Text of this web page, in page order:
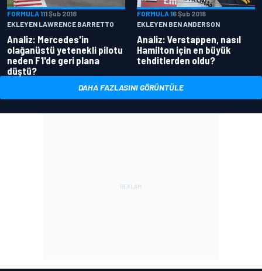
FORMULA 111 Şub 2018
EKLEYEN LAWRENCE BARRETTO
Analiz: Mercedes'in
olağanüstü yetenekli pilotu
neden F1'de geri plana
düştü?
FORMULA 16 Şub 2018
EKLEYEN BEN ANDERSON
Analiz: Verstappen, nasıl
Hamilton için en büyük
tehditlerden oldu?
DAHA FAZLASINI GÖRÜNTÜLE